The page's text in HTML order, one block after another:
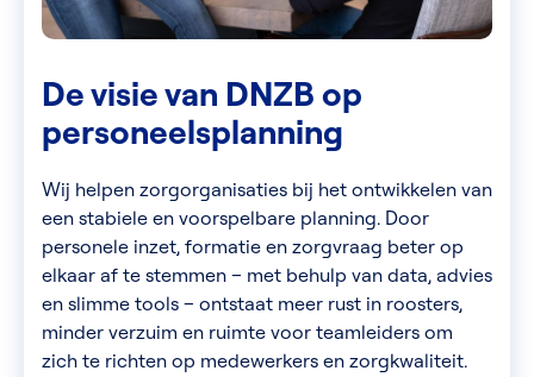
De visie van DNZB op
personeelsplanning
Wij helpen zorgorganisaties bij het ontwikkelen van
een stabiele en voorspelbare planning. Door
personele inzet, formatie en zorgvraag beter op
elkaar af te stemmen – met behulp van data, advies
en slimme tools – ontstaat meer rust in roosters,
minder verzuim en ruimte voor teamleiders om
zich te richten op medewerkers en zorgkwaliteit.